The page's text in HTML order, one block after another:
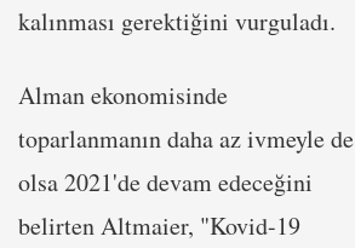
kalınması gerektiğini vurguladı.
Alman ekonomisinde
toparlanmanın daha az ivmeyle de
olsa 2021'de devam edeceğini
belirten Altmaier, "Kovid-19